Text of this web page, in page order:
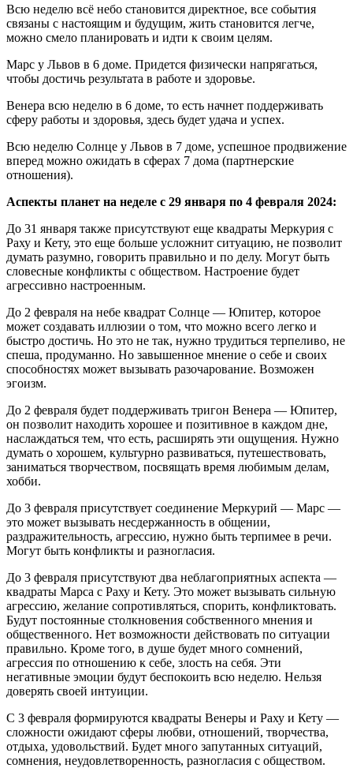
Всю неделю всё небо становится директное, все события
связаны с настоящим и будущим, жить становится легче,
можно смело планировать и идти к своим целям.
Марс у Львов в 6 доме. Придется физически напрягаться,
чтобы достичь результата в работе и здоровье.
Венера всю неделю в 6 доме, то есть начнет поддерживать
сферу работы и здоровья, здесь будет удача и успех.
Всю неделю Солнце у Львов в 7 доме, успешное продвижение
вперед можно ожидать в сферах 7 дома (партнерские
отношения).
Аспекты планет на неделе с 29 января по 4 февраля 2024:
До 31 января также присутствуют еще квадраты Меркурия с
Раху и Кету, это еще больше усложнит ситуацию, не позволит
думать разумно, говорить правильно и по делу. Могут быть
словесные конфликты с обществом. Настроение будет
агрессивно настроенным.
До 2 февраля на небе квадрат Солнце — Юпитер, которое
может создавать иллюзии о том, что можно всего легко и
быстро достичь. Но это не так, нужно трудиться терпеливо, не
спеша, продуманно. Но завышенное мнение о себе и своих
способностях может вызывать разочарование. Возможен
эгоизм.
До 2 февраля будет поддерживать тригон Венера — Юпитер,
он позволит находить хорошее и позитивное в каждом дне,
наслаждаться тем, что есть, расширять эти ощущения. Нужно
думать о хорошем, культурно развиваться, путешествовать,
заниматься творчеством, посвящать время любимым делам,
хобби.
До 3 февраля присутствует соединение Меркурий — Марс —
это может вызывать несдержанность в общении,
раздражительность, агрессию, нужно быть терпимее в речи.
Могут быть конфликты и разногласия.
До 3 февраля присутствуют два неблагоприятных аспекта —
квадраты Марса с Раху и Кету. Это может вызывать сильную
агрессию, желание сопротивляться, спорить, конфликтовать.
Будут постоянные столкновения собственного мнения и
общественного. Нет возможности действовать по ситуации
правильно. Кроме того, в душе будет много сомнений,
агрессия по отношению к себе, злость на себя. Эти
негативные эмоции будут беспокоить всю неделю. Нельзя
доверять своей интуиции.
С 3 февраля формируются квадраты Венеры и Раху и Кету —
сложности ожидают сферы любви, отношений, творчества,
отдыха, удовольствий. Будет много запутанных ситуаций,
сомнения, неудовлетворенность, разногласия с обществом.